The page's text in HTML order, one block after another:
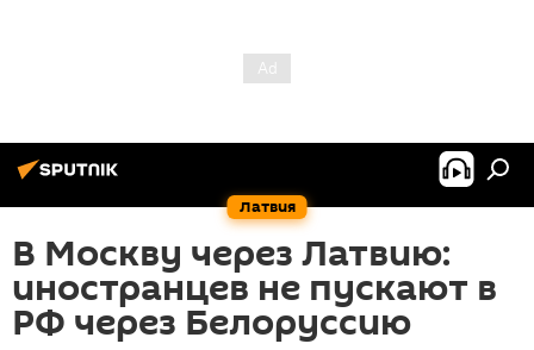
Латвия
В Москву через Латвию:
иностранцев не пускают в
РФ через Белоруссию